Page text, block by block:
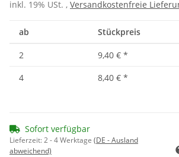
inkl. 19% USt. , Versandkostenfreie
ab Stückpreis
2 9,40 € *
4
8,40 € *
Sofort verfügbar
Lieferzeit:2 - 4 Werktage (DE - Ausland
abweichend)